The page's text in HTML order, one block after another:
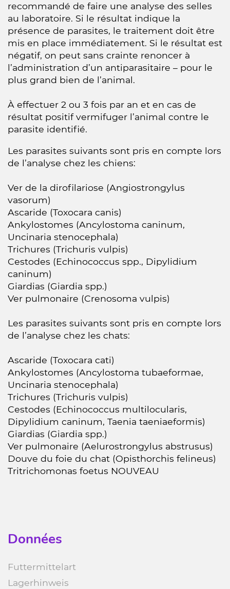
recommandé de faire une analyse des selles
au laboratoire. Si le résultat indique la
présence de parasites, le traitement doit être
mis en place immédiatement. Si le résultat est
négatif, on peut sans crainte renoncer à
l’administration d’un antiparasitaire – pour le
plus grand bien de l’animal.
À effectuer 2 ou 3 fois par an et en cas de
résultat positif vermifuger l’animal contre le
parasite identifié.
Les parasites suivants sont pris en compte lors
de l’analyse chez les chiens:
Ver de la dirofilariose (Angiostrongylus
vasorum)
Ascaride (Toxocara canis)
Ankylostomes (Ancylostoma caninum,
Uncinaria stenocephala)
Trichures (Trichuris vulpis)
Cestodes (Echinococcus spp., Dipylidium
caninum)
Giardias (Giardia spp.)
Ver pulmonaire (Crenosoma vulpis)
Les parasites suivants sont pris en compte lors
de l’analyse chez les chats:
Ascaride (Toxocara cati)
Ankylostomes (Ancylostoma tubaeformae,
Uncinaria stenocephala)
Trichures (Trichuris vulpis)
Cestodes (Echinococcus multilocularis,
Dipylidium caninum, Taenia taeniaeformis)
Giardias (Giardia spp.)
Ver pulmonaire (Aelurostrongylus abstrusus)
Douve du foie du chat (Opisthorchis felineus)
Tritrichomonas foetus NOUVEAU
Données
Futtermittelart
Lagerhinweis